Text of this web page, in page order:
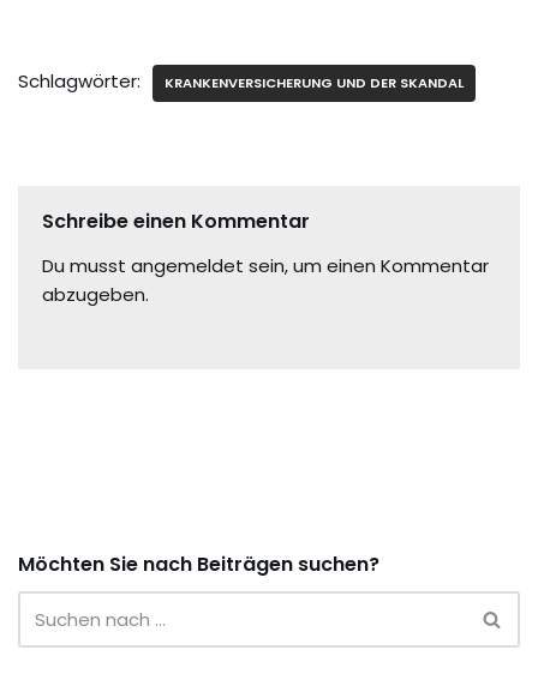
Schlagwörter: KRANKENVERSICHERUNG UND DER SKANDAL
Schreibe einen Kommentar
Du musst angemeldet sein, um einen Kommentar
abzugeben.
Möchten Sie nach Beiträgen suchen?